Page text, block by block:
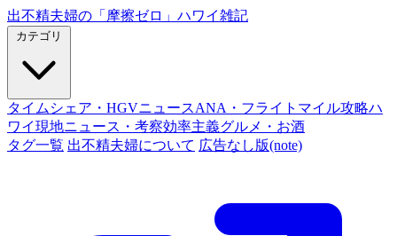
出不精夫婦の 「摩擦ゼロ」 ハワイ雑記
タイムシェア・HGVニュースANA・フライトマイル攻略ハ
ワイ現地ニュース・考察効率主義グルメ・お酒
タグ一覧 出不精夫婦について 広告なし版(note)